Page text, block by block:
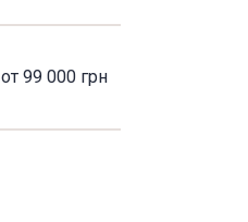
от 99 000 грн